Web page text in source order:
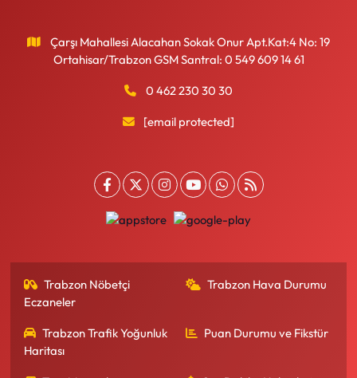
Çarşı Mahallesi Alacahan Sokak Onur Apt.Kat:4 No: 19
Ortahisar/Trabzon GSM Santral: 0 549 609 14 61
0 462 230 30 30
[email protected]
Trabzon Nöbetçi
Eczaneler
Trabzon Hava Durumu
Trabzon Trafik Yoğunluk
Haritası
Puan Durumu ve Fikstür